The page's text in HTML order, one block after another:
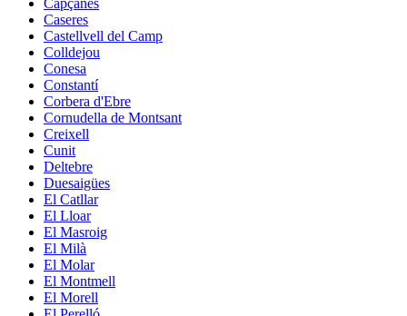
Caseres
Castellvell del Camp
Colldejou
Conesa
Constantí
Corbera d'Ebre
Cornudella de Montsant
Creixell
Cunit
Deltebre
Duesaigües
El Catllar
El Lloar
El Masroig
El Milà
El Molar
El Montmell
El Morell